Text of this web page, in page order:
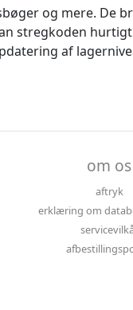
og mere. De
stregkoden
af
om os
aftryk
erklæring om